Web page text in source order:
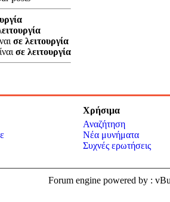
σε λειτουργία
σε λειτουργία
Χρήσιμα
Αναζήτηση
Νέα μυνήματα
Συχνές ερωτήσεις
Forum engine powered by :